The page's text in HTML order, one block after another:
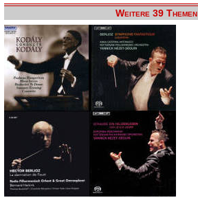
Weitere 39 Themen